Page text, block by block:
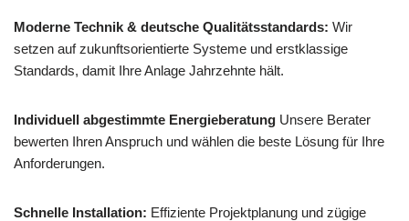
Moderne Technik & deutsche Qualitätsstandards: Wir
setzen auf zukunftsorientierte Systeme und erstklassige
Standards, damit Ihre Anlage Jahrzehnte hält.
Individuell abgestimmte Energieberatung Unsere Berater
bewerten Ihren Anspruch und wählen die beste Lösung für Ihre
Anforderungen.
Schnelle Installation: Effiziente Projektplanung und zügige